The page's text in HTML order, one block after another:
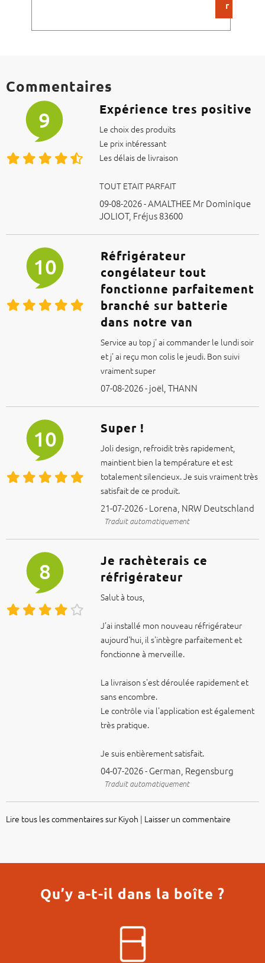
r
Commentaires
9 Expérience tres positive
Le choix des produits
Le prix intéressant
Les délais de livraison
TOUT ETAIT PARFAIT
09-08-2026 - AMALTHEE Mr Dominique
JOLIOT, Fréjus 83600
10
Réfrigérateur
congélateur tout
fonctionne parfaitement
branché sur batterie
dans notre van
Service au top j' ai commander le lundi soir
et j' ai reçu mon colis le jeudi. Bon suivi
vraiment super
07-08-2026 - joël, THANN
10 Super !
Joli design, refroidit très rapidement,
maintient bien la température et est
totalement silencieux. Je suis vraiment très
satisfait de ce produit.
21-07-2026 - Lorena, NRW Deutschland
Traduit automatiquement
8
Je rachèterais ce
réfrigérateur
Salut à tous,
J'ai installé mon nouveau réfrigérateur
aujourd'hui, il s'intègre parfaitement et
fonctionne à merveille.
La livraison s'est déroulée rapidement et
sans encombre.
Le contrôle via l'application est également
très pratique.
Je suis entièrement satisfait.
04-07-2026 - German, Regensburg
Traduit automatiquement
Lire tous les commentaires sur Kiyoh | Laisser un commentaire
Qu’y a-t-il dans la boîte ?